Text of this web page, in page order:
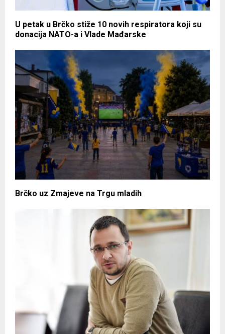
U petak u Brčko stiže 10 novih respiratora koji su
donacija NATO-a i Vlade Mađarske
Brčko uz Zmajeve na Trgu mladih